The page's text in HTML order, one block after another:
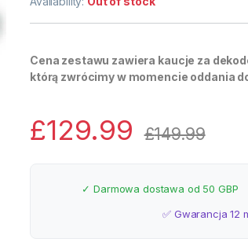
Cena zestawu zawiera kaucje za
którą zwrócimy w momencie oddania
£129.99 £149.99
✓ Darmowa dostawa od 50 GBP
✅ Gwarancja 12